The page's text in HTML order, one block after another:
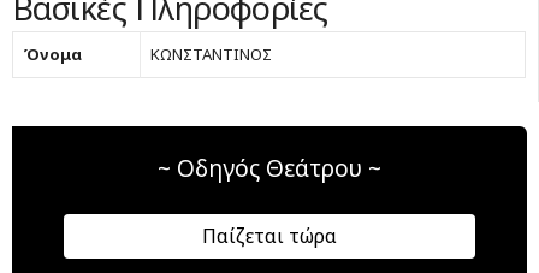
Όνομα ΚΩΝΣΤΑΝΤΙΝΟΣ
~ Οδηγός Θεάτρου ~
Παίζεται τώρα